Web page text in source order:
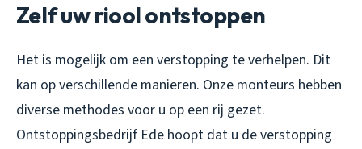
Zelf uw riool ontstoppen
Het is mogelijk om een verstopping te verhelpen. Dit
kan op verschillende manieren. Onze monteurs hebben
diverse methodes voor u op een rij gezet.
Ontstoppingsbedrijf Ede hoopt dat u de verstopping